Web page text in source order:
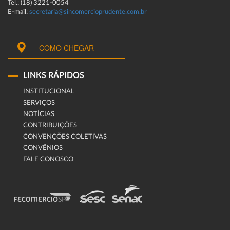
Tel.: (18) 3221-0054
E-mail: secretaria@sincomercioprudente.com.br
COMO CHEGAR
LINKS RÁPIDOS
INSTITUCIONAL
SERVIÇOS
NOTÍCIAS
CONTRIBUIÇÕES
CONVENÇÕES COLETIVAS
CONVÊNIOS
FALE CONOSCO